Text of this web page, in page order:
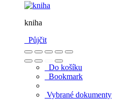
kniha
Půjčit
Do košíku
Bookmark
Vybrané dokumenty